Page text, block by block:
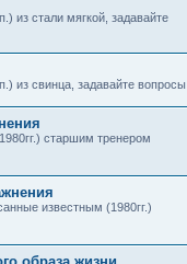
из стали мягкой, задавайте
из свинца, задавайте вопросы
старшим тренером
известным (1980гг.)